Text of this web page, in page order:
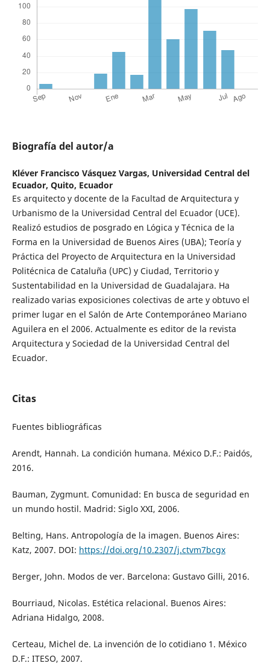
Biografía del autor/a
Kléver Francisco Vásquez Vargas, Universidad Central del
Ecuador, Quito, Ecuador
Es arquitecto y docente de la Facultad de Arquitectura y
Urbanismo de la Universidad Central del Ecuador (UCE).
Realizó estudios de posgrado en Lógica y Técnica de la
Forma en la Universidad de Buenos Aires (UBA); Teoría y
Práctica del Proyecto de Arquitectura en la Universidad
Politécnica de Cataluña (UPC) y Ciudad, Territorio y
Sustentabilidad en la Universidad de Guadalajara. Ha
realizado varias exposiciones colectivas de arte y obtuvo el
primer lugar en el Salón de Arte Contemporáneo Mariano
Aguilera en el 2006. Actualmente es editor de la revista
Arquitectura y Sociedad de la Universidad Central del
Ecuador.
Citas
Fuentes bibliográficas
Arendt, Hannah. La condición humana. México D.F.: Paidós,
2016.
Bauman, Zygmunt. Comunidad: En busca de seguridad en
un mundo hostil. Madrid: Siglo XXI, 2006.
Belting, Hans. Antropología de la imagen. Buenos Aires:
Katz, 2007. DOI: https://doi.org/10.2307/j.ctvm7bcgx
Berger, John. Modos de ver. Barcelona: Gustavo Gilli, 2016.
Bourriaud, Nicolas. Estética relacional. Buenos Aires:
Adriana Hidalgo, 2008.
Certeau, Michel de. La invención de lo cotidiano 1. México
D.F.: ITESO, 2007.